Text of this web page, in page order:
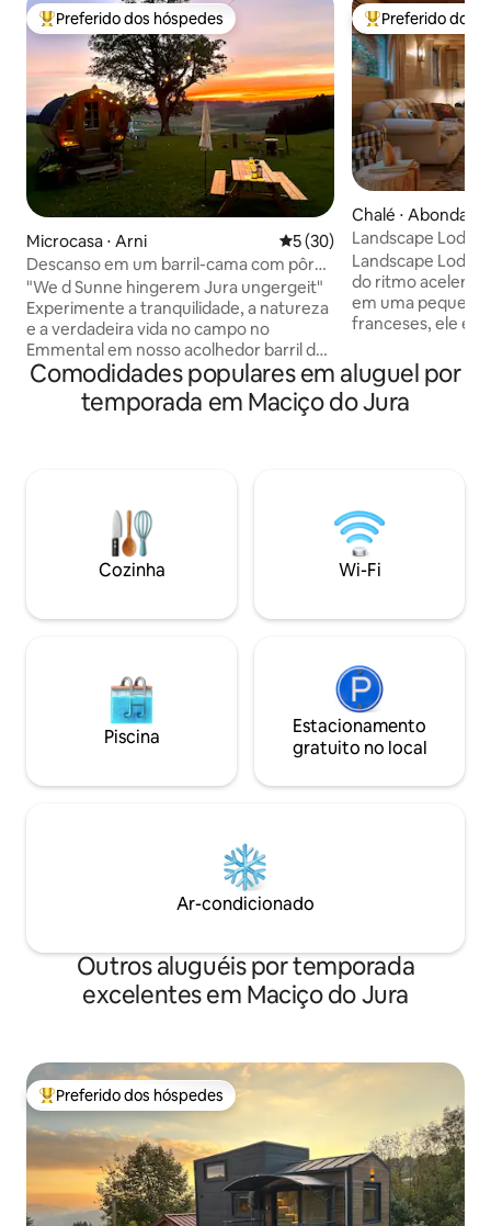
Entre os melhores preferidos dos hóspedes
Preferido dos hóspedes
Microcasa ⋅ Arni 5 de uma avaliação média
5 (30)
Descanso em um barril-cama com pôr
do sol panorâmico
"We d Sunne hingerem Jura ungergeit"
Experimente a tranquilidade, a natureza
e a verdadeira vida no campo no
Emmental em nosso acolhedor barril de
madeira, bem ao lado da fazenda. Sob o
grande bordo com uma ampla vista
sobre as colinas, você encontrará um
churrasqueira, e iluminação esperam
por você. O banheiro e o chuveiro estão
convenientemente localizados no
prédio do estábulo; limpos e em
da fazenda.
Entre os
Preferido dos
Chalé ⋅
Landscape
vista incrível
Landscape
do ritmo
em uma pequena
franceses, ele
interiores
elegantes e
tradicionais
lugar perfeito
refeições com
montanha. O
local favorito, um
Comodidades populares em aluguel por
temporada em Maciço do Jura
Cozinha Wi-Fi
Piscina
Estacionamento
gratuito no local
Ar-condicionado
Outros aluguéis por temporada
excelentes em Maciço do Jura
Entre os melhores preferidos dos hóspedes
Preferido dos hóspedes